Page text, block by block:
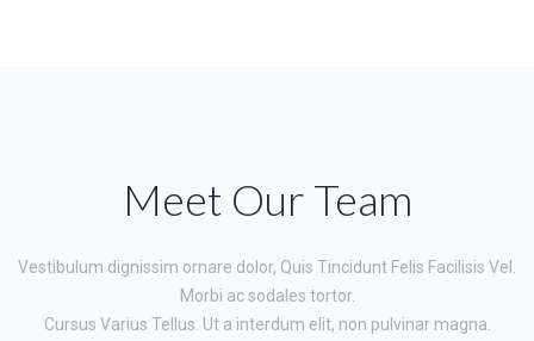
Meet Our Team
Vestibulum dignissim ornare dolor, Quis Tincidunt Felis Facilisis Vel.
Morbi ac sodales tortor.
Cursus Varius Tellus. Ut a interdum elit, non pulvinar magna.